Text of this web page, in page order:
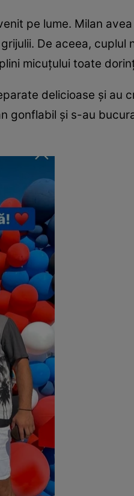
pe lume. Milan
De aceea, cuplul
micuțului toate
delicioase și au
gonflabil și s-au